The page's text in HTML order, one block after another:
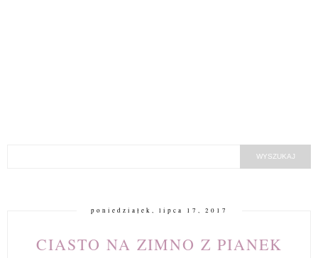
poniedziałek, lipca 17, 2017
CIASTO NA ZIMNO Z PIANEK